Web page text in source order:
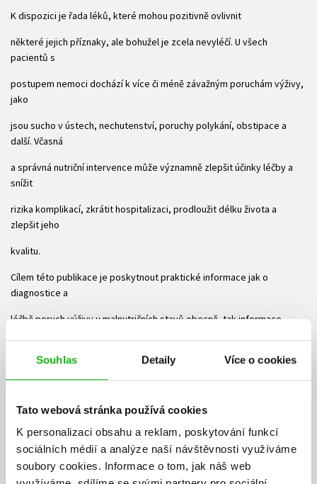
Souhlas Detaily Více o cookies
Tato webová stránka používá cookies
K personalizaci obsahu a reklam, poskytování funkcí
sociálních médií a analýze naší návštěvnosti využíváme
soubory cookies. Informace o tom, jak náš web
K dispozici je řada léků, které mohou pozitivně ovlivnit
některé jejich příznaky, ale bohužel je zcela nevyléčí. U všech
pacientů s
postupem nemoci dochází k více či méně závažným poruchám výživy,
jako
jsou sucho v ústech, nechutenství, poruchy polykání, obstipace a
další. Včasná
a správná nutriční intervence může významně zlepšit účinky léčby a
snížit
rizika komplikací, zkrátit hospitalizaci, prodloužit délku života a
zlepšit jeho
kvalitu.
Cílem této publikace je poskytnout praktické informace jak o
diagnostice a
léčbě poruch výživy u malnutričních stavů obecně, tak informace
nutriční péče o pacienty s Parkinsonovou a Huntingtonovou nemocí.
Stručně je
popsán též klinický obraz onemocnění a základní principy léčby.
Publikace je určena především nemocným, jejich rodinám a
pečovatelům,
případně zdravotnickému personálu, který se na tuto problematiku